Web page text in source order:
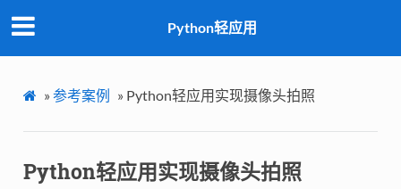
Python轻应用
» 参考案例 » Python轻应用实现摄像头拍照
Python轻应用实现摄像头拍照